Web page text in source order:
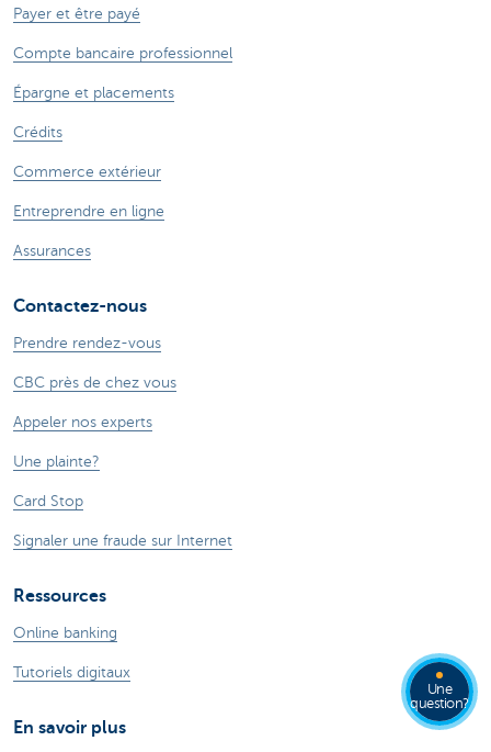
Payer et être payé
Compte bancaire professionnel
Épargne et placements
Crédits
Commerce extérieur
Entreprendre en ligne
Assurances
Contactez-nous
Prendre rendez-vous
CBC près de chez vous
Appeler nos experts
Une plainte?
Card Stop
Signaler une fraude sur Internet
Ressources
Online banking
Tutoriels digitaux
En savoir plus
Une
question?